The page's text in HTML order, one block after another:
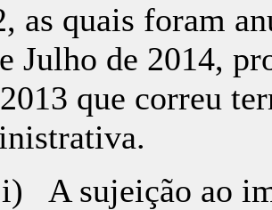
as quais foram
Julho de 2014,
que correu
sujeição ao